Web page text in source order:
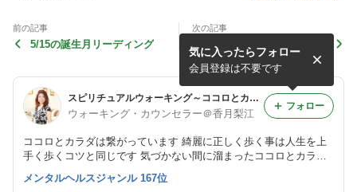
前の記事
5/15の誕生月リーディング
次の記事
スピリチュアルウォーキング～ココロとカラダのダイエット～
ウォーキング・カウンセラー＠香月梨江
ココロとカラダは繋がっています 綺麗に正しく歩く事は人生を上
手く歩くコツと同じです 気づかない間に溜まったココロとカラダ
の脂肪をポイッとし軽やかな人生を歩きませんか？ 大阪・神戸を
中心に広島・東京等でも活躍中 企業研修・セミナー・出張レッス
気に入ったらフォロー
会員登録は不要です
フォロー
メンタルヘルスジャンル 167位